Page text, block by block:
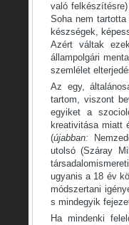
való
Soha nem
készségek,
Azért váltak
állampolgári
szemlélet
Az egy,
tartom, viszont
egyiket a
kreativitása miatt
(újabban:
utolsó (Száray
ugyanis a 18 év
módszertani
s mindegyik
Ha mindenki